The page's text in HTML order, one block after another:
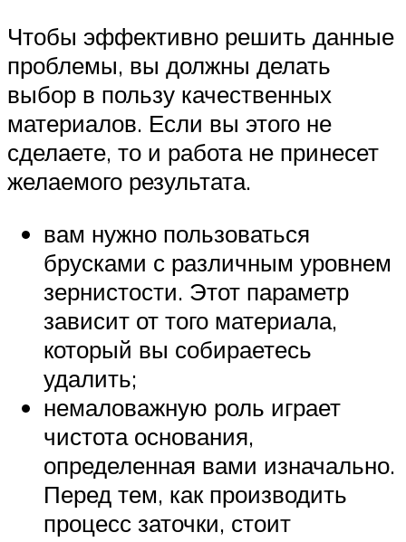
Чтобы эффективно решить данные
проблемы, вы должны делать
выбор в пользу качественных
материалов. Если вы этого не
сделаете, то и работа не принесет
желаемого результата.
вам нужно пользоваться
брусками с различным уровнем
зернистости. Этот параметр
зависит от того материала,
который вы собираетесь
удалить;
немаловажную роль играет
чистота основания,
определенная вами изначально.
Перед тем, как производить
процесс заточки, стоит